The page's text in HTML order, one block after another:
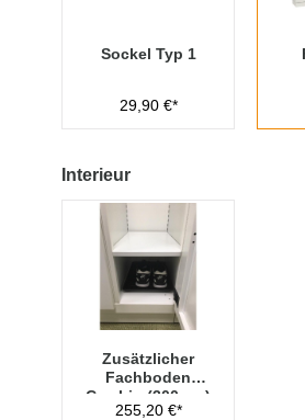
Sockel Typ 1
29,90 €*
Interieur
Zusätzlicher
Fachboden
Cambio (300mm)
255,20 €*